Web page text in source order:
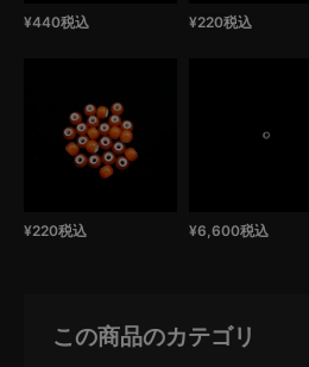
¥440税込 ¥220税込
¥220税込 ¥6,600税込
この商品のカテゴリ